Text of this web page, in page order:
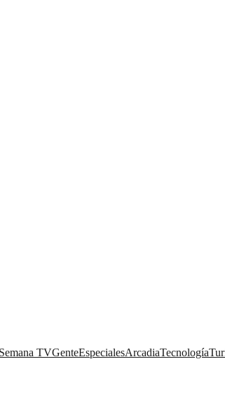
Semana TVGenteEspecialesArcadiaTecnología